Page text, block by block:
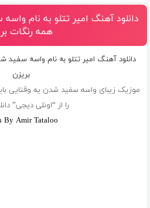
دانلود آهنگ امیر تتلو به نام
همه رنگات
دانلود آهنگ امیر تتلو به نام واسه سفید
بریزن
موزیک زیبای واسه سفید شدن یه وقتایی
را از “اونلی دیجی”
By Amir Tataloo